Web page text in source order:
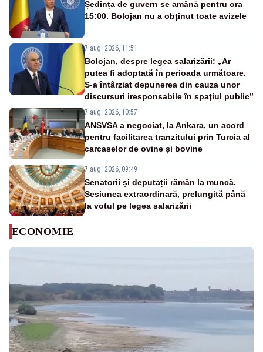
Ședința de guvern se amână pentru ora
15:00. Bolojan nu a obținut toate avizele
7 aug. 2026, 11:51
Bolojan, despre legea salarizării: „Ar
putea fi adoptată în perioada următoare.
S-a întârziat depunerea din cauza unor
discursuri iresponsabile în spaţiul public”
7 aug. 2026, 10:57
ANSVSA a negociat, la Ankara, un acord
pentru facilitarea tranzitului prin Turcia al
carcaselor de ovine și bovine
7 aug. 2026, 09:49
Senatorii și deputații rămân la muncă.
Sesiunea extraordinară, prelungită până
la votul pe legea salarizării
ECONOMIE